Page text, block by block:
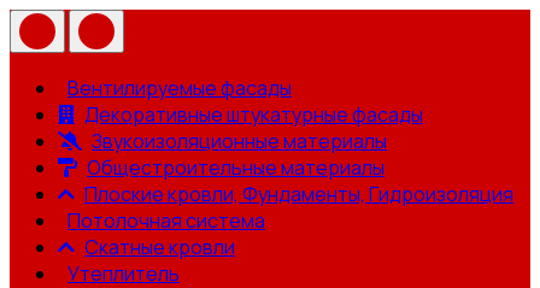
Вентилируемые фасады
Декоративные штукатурные фасады
Звукоизоляционные материалы
Общестроительные материалы
Плоские кровли, Фундаменты, Гидроизоляция
Потолочная система
Скатные кровли
Утеплитель